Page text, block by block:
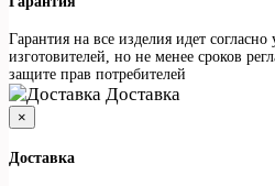
Гарантия на все изделия идет согласно
изготовителей, но не менее сроков
защите прав потребителей
Доставка
×
Доставка